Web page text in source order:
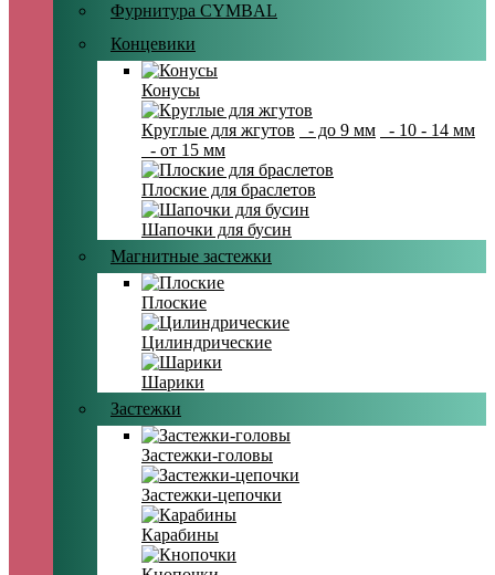
Фурнитура CYMBAL
Концевики
Конусы
Круглые для жгутов - до 9 мм
- 10 - 14 мм
- от 15 мм
Плоские для браслетов
Шапочки для бусин
Магнитные застежки
Плоские
Цилиндрические
Шарики
Застежки
Застежки-головы
Застежки-цепочки
Карабины